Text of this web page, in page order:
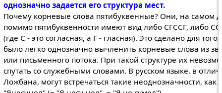
однозначно задается его структура мест.
Почему корневые слова пятибуквенные? Они, на самом
помимо пятибуквенности имеют вид либо СГССГ, либо
(где С - это согласная, а Г - гласная). Это сделано для
было легко однозначно вычленить корневые слова из
или письменного потока. При такой структуре их
спутать со служебными словами. В русском языке, в
Ложбана, могут встречаться такие неоднозначности, как